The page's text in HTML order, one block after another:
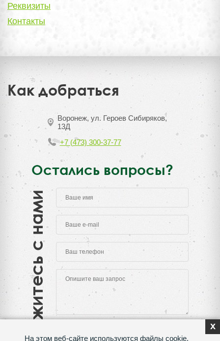
Реквизиты
Контакты
Как добраться
Воронеж, ул. Героев Сибиряков,
13Д
+7 (473) 300-37-77
Остались вопросы?
Свяжитесь с нами x
На этом веб-сайте используются файлы cookie,